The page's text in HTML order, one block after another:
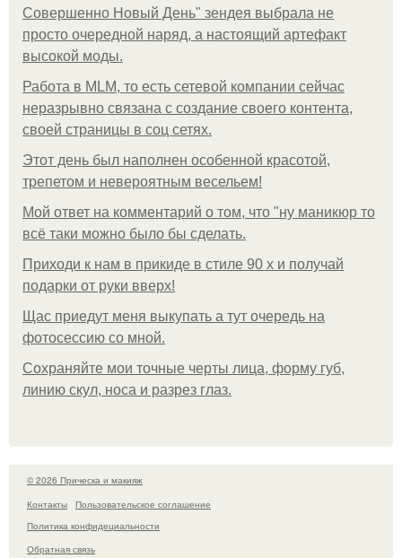
Совершенно Новый День" зендея выбрала не
просто очередной наряд, а настоящий артефакт
высокой моды.
Работа в MLM, то есть сетевой компании сейчас
неразрывно связана с создание своего контента,
своей страницы в соц сетях.
Этот день был наполнен особенной красотой,
трепетом и невероятным весельем!
Мой ответ на комментарий о том, что "ну маникюр то
всё таки можно было бы сделать.
Приходи к нам в прикиде в стиле 90 х и получай
подарки от руки вверх!
Щас приедут меня выкупать а тут очередь на
фотосессию со мной.
Сохраняйте мои точные черты лица, форму губ,
линию скул, носа и разрез глаз.
© 2026 Прическа и макияж
Контакты
Пользовательское соглашение
Политика конфидециальности
Обратная связь